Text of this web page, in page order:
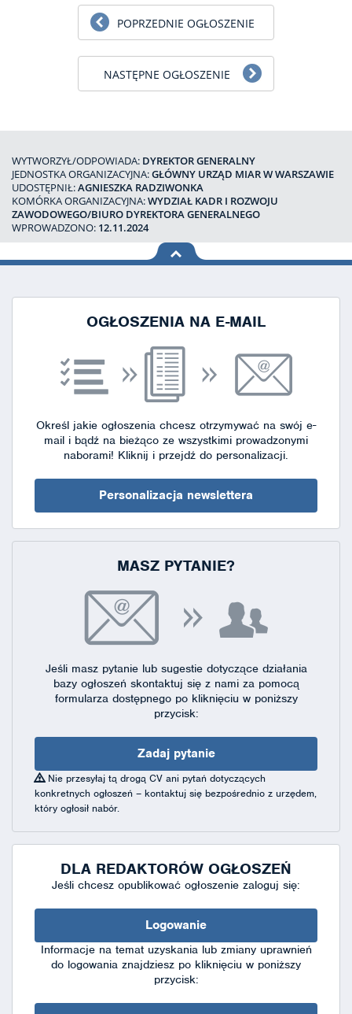
POPRZEDNIE OGŁOSZENIE
NASTĘPNE OGŁOSZENIE
WYTWORZYŁ/ODPOWIADA: DYREKTOR GENERALNY
JEDNOSTKA ORGANIZACYJNA:GŁÓWNY URZĄD MIAR W WARSZAWIE
UDOSTĘPNIŁ:AGNIESZKA RADZIWONKA
KOMÓRKA ORGANIZACYJNA:WYDZIAŁ KADR I ROZWOJU
ZAWODOWEGO/BIURO DYREKTORA GENERALNEGO
WPROWADZONO: 12.11.2024
na górę
OGŁOSZENIA NA E-MAIL
Określ jakie ogłoszenia chcesz otrzymywać na swój e-
mail i bądź na bieżąco ze wszystkimi prowadzonymi
naborami! Kliknij i przejdź do personalizacji.
Personalizacja newslettera
MASZ PYTANIE?
Jeśli masz pytanie lub sugestie dotyczące działania
bazy ogłoszeń skontaktuj się z nami za pomocą
formularza dostępnegopo kliknięciu w poniższy
przycisk:
Zadaj pytanie
Nie przesyłaj tą drogą CV ani pytań dotyczących
konkretnych ogłoszeń – kontaktuj się bezpośrednio z urzędem,
który ogłosił nabór.
DLA REDAKTORÓW OGŁOSZEŃ
Jeśli chcesz opublikować ogłoszenie zaloguj się:
Logowanie
Informacje na temat uzyskania lub zmiany uprawnień
do logowania znajdziesz po kliknięciu w poniższy
przycisk: